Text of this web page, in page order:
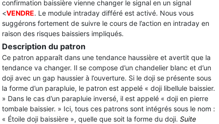
confirmation baissière vienne changer le signal en un signal
<VENDRE. Le module intraday différé est activé. Nous vous
suggérons fortement de suivre le cours de l’action en intraday en
raison des risques baissiers impliqués.
Description du patron
Ce patron apparaît dans une tendance haussière et avertit que la
tendance va changer. Il se compose d’un chandelier blanc et d’un
doji avec un gap haussier à l’ouverture. Si le doji se présente sous
la forme d’un parapluie, le patron est appelé « doji libellule baissier.
» Dans le cas d’un parapluie inversé, il est appelé « doji en pierre
tombale baissier. » Ici, tous ces patrons sont intégrés sous le nom :
« Étoile doji baissière », quelle que soit la forme du doji. Suite